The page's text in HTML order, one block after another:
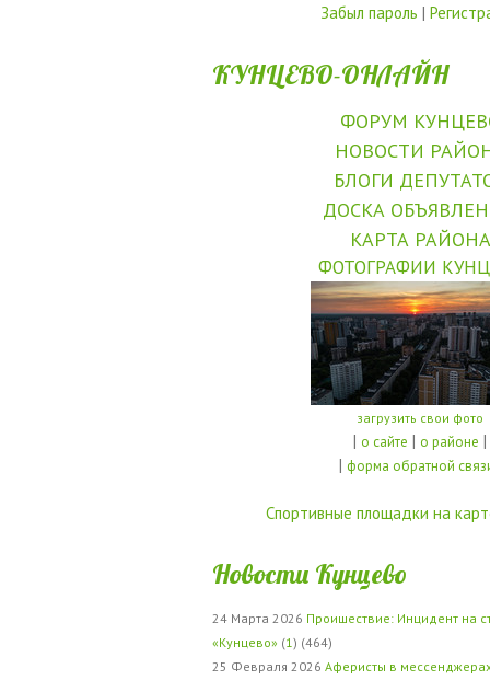
Забыл пароль |
КУНЦЕВО-ОНЛАЙН
ФОРУМ
НОВОСТИ
БЛОГИ
ДОСКА
КАРТА РАЙОНА
ФОТОГРАФИИ
загрузить свои фото
| о сайте | о районе |
| форма обратной
Спортивные площадки на
Новости Кунцево
24 Марта 2026 Проишествие: Инцидент на
«Кунцево» (1 ) (464)
25 Февраля 2026 Аферисты в